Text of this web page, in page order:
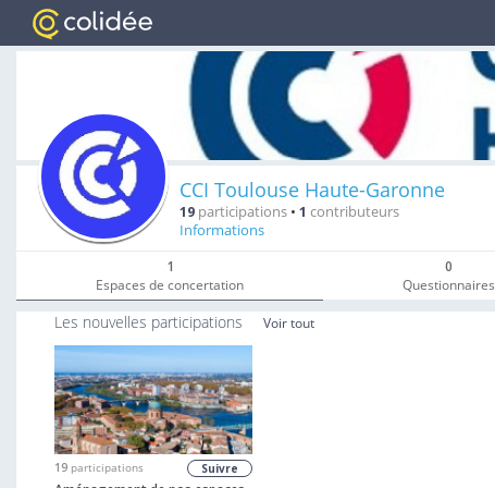
CCI Toulouse Haute-Garonne
19 participations • 1 contributeurs
Informations
1
Espaces de concertation
0
Questionnaires
Les nouvelles participations Voir tout
19 participations Suivre